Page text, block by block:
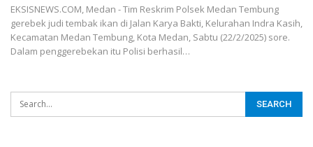
EKSISNEWS.COM, Medan - Tim Reskrim Polsek Medan Tembung
gerebek judi tembak ikan di Jalan Karya Bakti, Kelurahan Indra Kasih,
Kecamatan Medan Tembung, Kota Medan, Sabtu (22/2/2025) sore.
Dalam penggerebekan itu Polisi berhasil…